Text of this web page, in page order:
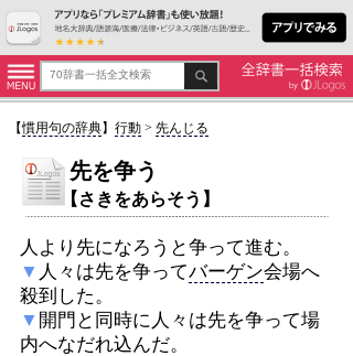
【慣用句の辞典】 行動> 先んじる
先を争う
【さきをあらそう】
人より先になろうと争って進む。
▼ 人々は先を争ってバーゲン会場へ
殺到した。
▼ 開門と同時に人々は先を争って場
内へなだれ込んだ。